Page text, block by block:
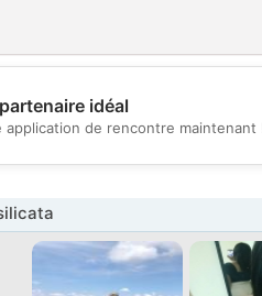
💕
idéal
application de rencontre maintenant